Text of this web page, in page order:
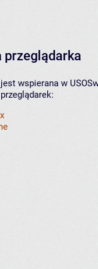
przeglądarka
wspierana w